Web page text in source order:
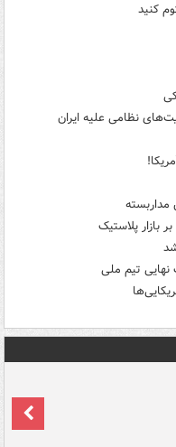
کنید
نظامی علیه ایران
بازار پلاستیک